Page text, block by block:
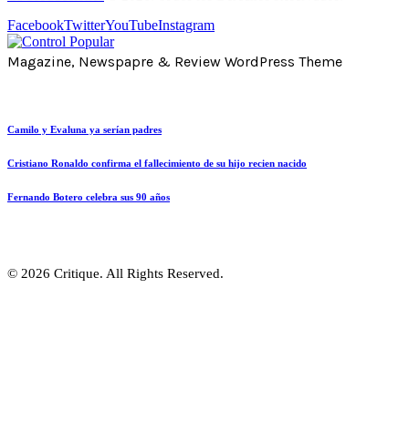
FacebookTwitterYouTubeInstagram
Magazine, Newspapre & Review WordPress Theme
Camilo y Evaluna ya serían padres
Cristiano Ronaldo confirma el fallecimiento de su hijo recien nacido
Fernando Botero celebra sus 90 años
© 2026 Critique. All Rights Reserved.